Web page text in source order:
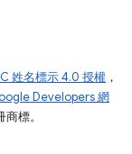
姓名標示 4.0 授權 ，
Developers 網
標。